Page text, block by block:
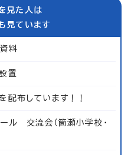
見た人は
見ています
料
置
配布しています！！
ル 交流会（筒瀬小学校・